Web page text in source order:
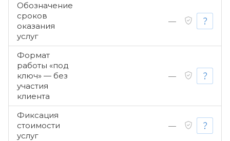
Обозначение
сроков
оказания
услуг
—
Формат
работы «под
ключ» — без
участия
клиента
—
Фиксация
стоимости
услуг
—